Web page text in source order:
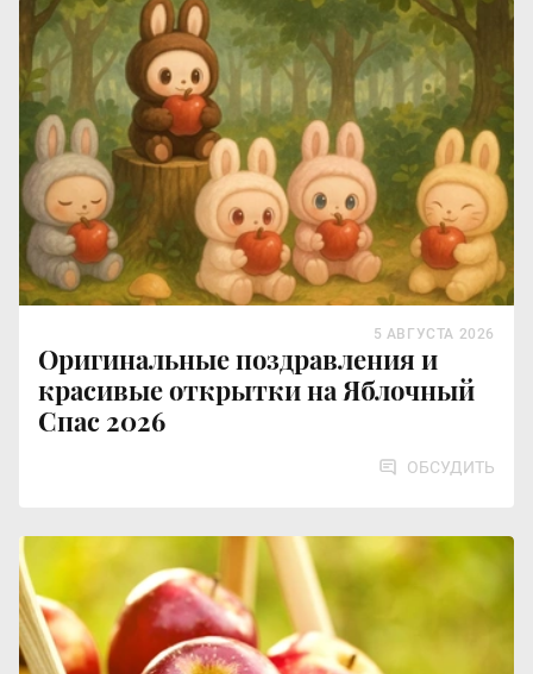
Оригинальные поздравления и
красивые открытки на Яблочный
Спас 2026
5 АВГУСТА 2026
ОБСУДИТЬ